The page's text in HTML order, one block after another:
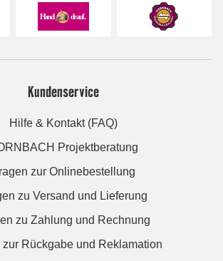
Kundenservice
Hilfe & Kontakt (FAQ)
Projektberatung
zur Onlinebestellung
zu Versand und Lieferung
zu Zahlung und Rechnung
zur Rückgabe und Reklamation